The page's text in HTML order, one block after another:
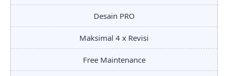
Desain PRO
Maksimal 4 x Revisi
Free Maintenance